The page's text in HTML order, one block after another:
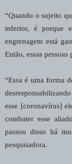
“Quando o sujeito
inferior, é porque
engrenagem está
Então, essas
“Essa é uma forma
esse [coronavírus]
combater esse
passou disso há
pesquisadora.